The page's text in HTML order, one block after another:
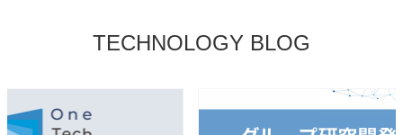
TECHNOLOGY BLOG